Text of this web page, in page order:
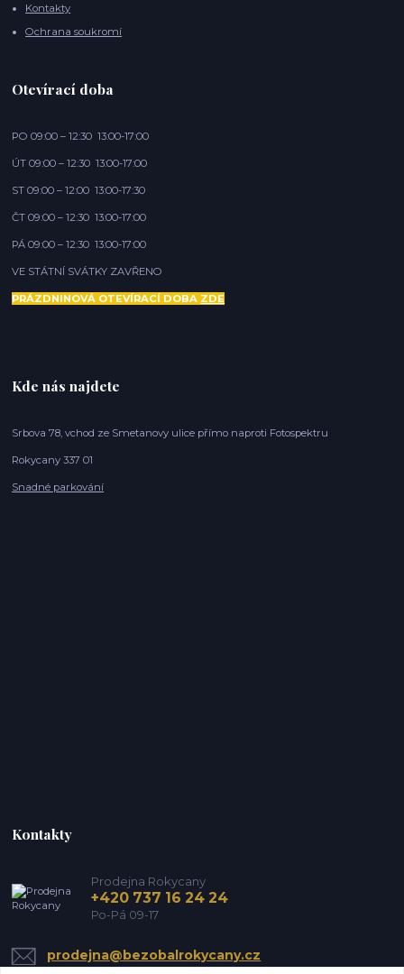
Kontakty
Ochrana soukromí
Otevírací doba
PO 09:00 – 12:30 13:00-17:00
ÚT 09:00 – 12:30 13:00-17:00
ST 09:00 – 12:00 13:00-17:30
ČT 09:00 – 12:30 13:00-17:00
PÁ 09:00 – 12:30 13:00-17:00
VE STÁTNÍ SVÁTKY ZAVŘENO
PRÁZDNINOVÁ OTEVÍRACÍ DOBA ZDE
Kde nás najdete
Srbova 78, vchod ze Smetanovy ulice přímo naproti Fotospektru
Rokycany 337 01
Snadné parkování
Kontakty
Prodejna Rokycany
+420 737 16 24 24
Po-Pá 09-17
prodejna@bezobalrokycany.cz